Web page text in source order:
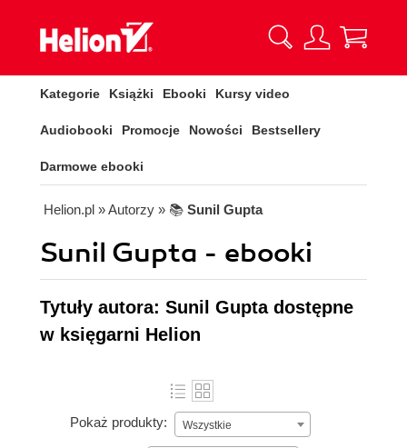
Kategorie Książki Ebooki Kursy video
Audiobooki Promocje Nowości Bestsellery
Darmowe ebooki
Helion.pl » Autorzy » 📚 Sunil Gupta
Sunil Gupta - ebooki
Tytuły autora: Sunil Gupta dostępne
w księgarni Helion
Pokaż produkty: Wszystkie